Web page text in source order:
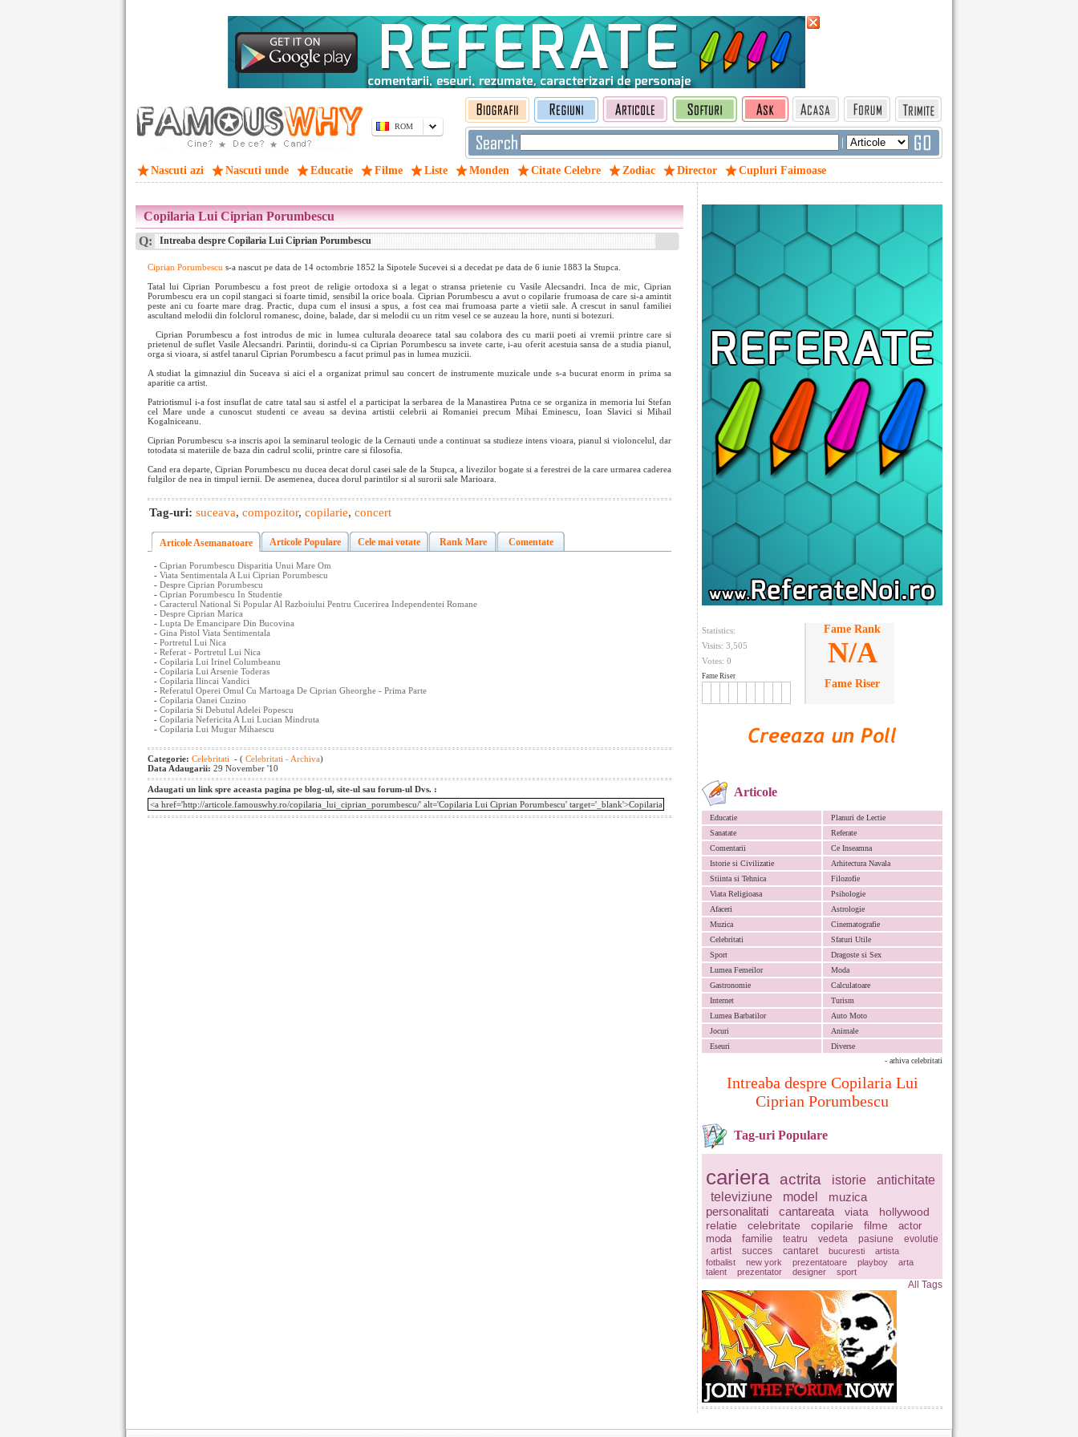
ROM
|
Nascuti azi Nascuti unde Educatie Filme Liste Monden Citate Celebre Zodiac Director Cupluri Faimoase
Statistics:
Visits: 3,505
Votes: 0
Fame Riser
Fame Rank
N/A
Fame Riser
Articole
Educatie
Planuri de Lectie
Sanatate
Referate
Comentarii
Ce Inseamna
Istorie si Civilizatie
Arhitectura Navala
Stiinta si Tehnica
Filozofie
Viata Religioasa
Psihologie
Afaceri
Astrologie
Muzica
Cinematografie
Celebritati
Sfaturi Utile
Sport
Dragoste si Sex
Lumea Femeilor
Moda
Gastronomie
Calculatoare
Internet
Turism
Lumea Barbatilor
Auto Moto
Jocuri
Animale
Eseuri
Diverse
- arhiva celebritati
Intreaba despre Copilaria Lui
Ciprian Porumbescu
Tag-uri Populare
cariera actrita istorie
antichitate
televiziune
model
muzica
personalitati
cantareata viata
hollywood
relatie
celebritate copilarie filme
actor
moda
familie teatru vedeta pasiune
evolutie
artist
succes cantaret bucuresti
artista
fotbalist
new york prezentatoare playboy
arta
talent
prezentator designer sport
All Tags
Copilaria Lui Ciprian Porumbescu
Q: Intreaba despre Copilaria Lui Ciprian Porumbescu
Ciprian Porumbescu s-a nascut pe data de 14 octombrie 1852 la Sipotele Sucevei si a decedat pe data de 6 iunie 1883 la Stupca.
Tatal lui Ciprian Porumbescu a fost preot de religie ortodoxa si a legat o stransa prietenie cu Vasile Alecsandri. Inca de mic, Ciprian
Porumbescu era un copil stangaci si foarte timid, sensibil la orice boala. Ciprian Porumbescu a avut o copilarie frumoasa de care si-a amintit
peste ani cu foarte mare drag. Practic, dupa cum el insusi a spus, a fost cea mai frumoasa parte a vietii sale. A crescut in sanul familiei
ascultand melodii din folclorul romanesc, doine, balade, dar si melodii cu un ritm vesel ce se auzeau la hore, nunti si botezuri.
Ciprian Porumbescu a fost introdus demic in lumea culturala deoarece tatal sau colabora des cu marii poeti ai vremii printre care si
prietenul de suflet Vasile Alecsandri. Parintii, dorindu-si ca Ciprian Porumbescu sa invete carte, i-au oferit acestuia sansa de a studia pianul,
orga si vioara, si astfel tanarul Ciprian Porumbescu a facut primul pas in lumea muzicii.
A studiat la gimnaziul din Suceava si aici el a organizat primul sau concert de instrumente muzicale unde s-a bucurat enorm in prima sa
aparitie ca artist.
Patriotismul i-a fost insuflat de catre tatal sau si astfel el a participat la serbarea de la Manastirea Putna ce se organiza in memoria lui Stefan
cel Mare unde a cunoscut studenti ce aveau sa devina artistii celebrii ai Romaniei precum Mihai Eminescu, Ioan Slavici si Mihail
Kogalniceanu.
Ciprian Porumbescu s-a inscris apoi la seminarul teologic de la Cernauti unde a continuat sa studieze intens vioara, pianul si violoncelul, dar
totodata si materiile de baza din cadrul scolii, printre care si filosofia.
Cand era departe, Ciprian Porumbescu nu ducea decat dorul casei sale de la Stupca, a livezilor bogate si a ferestrei de la care urmarea caderea
fulgilor de nea in timpul iernii. De asemenea, ducea dorul parintilor si al surorii sale Marioara.
Tag-uri: suceava, compozitor, copilarie, concert
Articole Asemanatoare Articole Populare Cele mai votate Rank Mare Comentate
- Ciprian Porumbescu Disparitia Unui Mare Om
- Viata Sentimentala A Lui Ciprian Porumbescu
- Despre Ciprian Porumbescu
- Ciprian Porumbescu In Studentie
- Caracterul National Si Popular Al Razboiului Pentru Cucerirea Independentei Romane
- Despre Ciprian Marica
- Lupta De Emancipare Din Bucovina
- Gina Pistol Viata Sentimentala
- Portretul Lui Nica
- Referat - Portretul Lui Nica
- Copilaria Lui Irinel Columbeanu
- Copilaria Lui Arsenie Toderas
- Copilaria Ilincai Vandici
- Referatul Operei Omul Cu Martoaga De Ciprian Gheorghe - Prima Parte
- Copilaria Oanei Cuzino
- Copilaria Si Debutul Adelei Popescu
- Copilaria Nefericita A Lui Lucian Mindruta
- Copilaria Lui Mugur Mihaescu
Categorie: Celebritati - ( Celebritati - Archiva)
Data Adaugarii: 29 November '10
Adaugati un link spre aceasta pagina pe blog-ul, site-ul sau forum-ul Dvs. :